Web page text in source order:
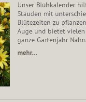
Unser Blühkalender
Stauden mit
Blütezeiten zu
Auge und bietet
ganze Gartenjahr
mehr…